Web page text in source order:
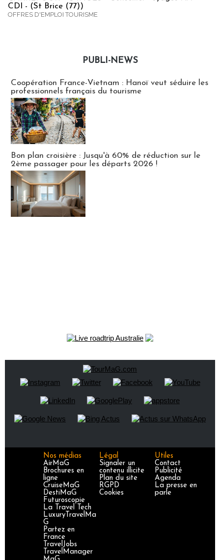
CDI - (St Brice (77))
OFFRES D'EMPLOI TOURISME
PUBLI-NEWS
Coopération France-Vietnam : Hanoï veut séduire les
professionnels français du tourisme
Bon plan croisière : Jusqu'à 60% de réduction sur le
2ème passager pour les départs 2026 !
Nos médias
AirMaG
Brochures en
ligne
CruiseMaG
DestiMaG
Futuroscopie
La Travel Tech
LuxuryTravelMa
G
Partez en
France
TravelJobs
TravelManager
Légal
Signaler un
contenu illicite
Plan du site
RGPD
Cookies
Utiles
Contact
Publicité
Agenda
La presse en
parle